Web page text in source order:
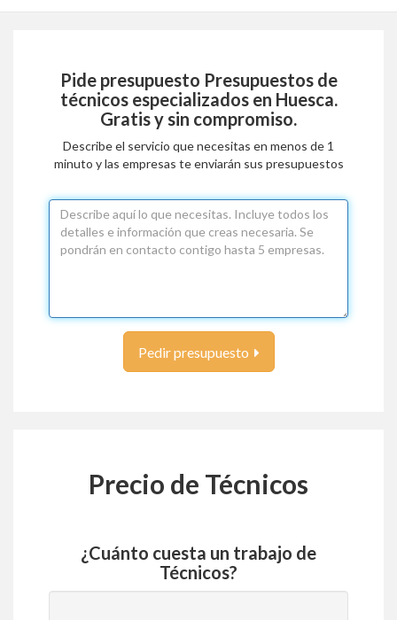
Pide presupuesto Presupuestos de
técnicos especializados en Huesca.
Gratis y sin compromiso.
Describe el servicio que necesitas en menos de 1
minuto y las empresas te enviarán sus presupuestos
Pedir presupuesto
Precio de Técnicos
¿Cuánto cuesta un trabajo de
Técnicos?